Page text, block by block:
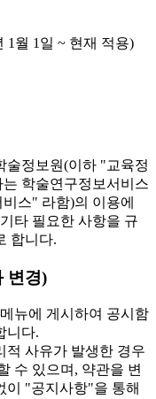
1월 1일 ~ 현재 적용)
술정보원(이하 "교육정
학술연구정보서비스
스" 라함)의 이용에
타 필요한 사항을 규
합니다.
변경)
뉴에 게시하여 공시함
니다.
사유가 발생한 경우
수 있으며, 약관을 변
이 "공지사항"을 통해